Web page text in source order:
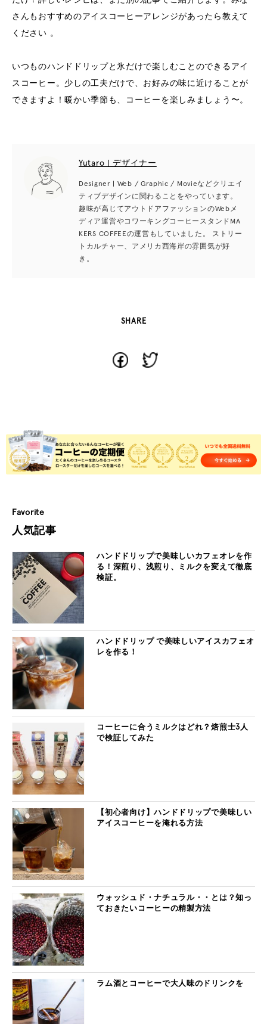
さんもおすすめのアイスコーヒーアレンジがあったら教えて
ください 。
いつものハンドドリップと氷だけで楽しむことのできるアイ
スコーヒー。少しの工夫だけで、お好みの味に近けることが
できますよ！暖かい季節も、コーヒーを楽しみましょう〜。
Yutaro | デザイナー
Designer | Web / Graphic / Movieなどクリエイ
ティブデザインに関わることをやっています。
趣味が高じてアウトドアファッションのWebメ
ディア運営やコワーキングコーヒースタンドMA
KERS COFFEEの運営もしていました。 ストリー
トカルチャー、アメリカ西海岸の雰囲気が好
き。
SHARE
Favorite
人気記事
ハンドドリップで美味しいカフェオレを作
る！深煎り、浅煎り、ミルクを変えて徹底
検証。
ハンドドリップ で美味しいアイスカフェオ
レを作る！
コーヒーに合うミルクはどれ？焙煎士3人
で検証してみた
【初心者向け】ハンドドリップで美味しい
アイスコーヒーを淹れる方法
ウォッシュド・ナチュラル・・とは？知っ
ておきたいコーヒーの精製方法
ラム酒とコーヒーで大人味のドリンクを